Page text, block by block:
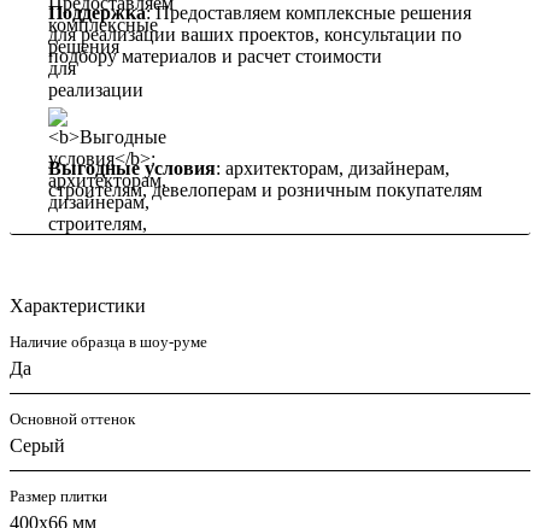
Поддержка: Предоставляем комплексные решения
для реализации ваших проектов, консультации по
подбору материалов и расчет стоимости
Выгодные условия: архитекторам, дизайнерам,
строителям, девелоперам и розничным покупателям
Характеристики
Наличие образца в шоу-руме
Да
Основной оттенок
Серый
Размер плитки
400х66 мм